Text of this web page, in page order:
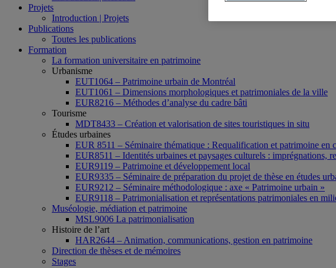
Projets
Introduction | Projets
Publications
Toutes les publications
Formation
La formation universitaire en patrimoine
Urbanisme
EUT1064 – Patrimoine urbain de Montréal
EUT1061 – Dimensions morphologiques et patrimoniales de la ville
EUR8216 – Méthodes d’analyse du cadre bâti
Tourisme
MDT8433 – Création et valorisation de sites touristiques in situ
Études urbaines
EUR 8511 – Séminaire thématique : Requalification et patrimoine en
EUR8511 – Identités urbaines et paysages culturels : imprégnations,
EUR9119 – Patrimoine et développement local
EUR9335 – Séminaire de préparation du projet de thèse en études
EUR9212 – Séminaire méthodologique : axe « Patrimoine urbain »
EUR9118 – Patrimonialisation et représentations patrimoniales en
Muséologie, médiation et patrimoine
MSL9006 La patrimonialisation
Histoire de l’art
HAR2644 – Animation, communications, gestion en patrimoine
Direction de thèses et de mémoires
Stages